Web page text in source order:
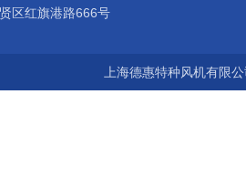
贤区红旗港路666号
上海德惠特种风机有限